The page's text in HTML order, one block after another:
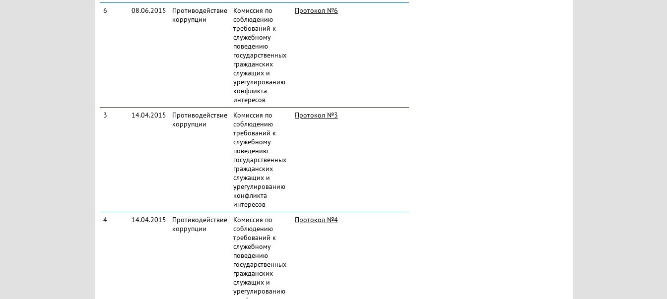
6 08.06.2015
Противодействие
коррупции
Комиссия по
соблюдению
требований к
служебному
поведению
государственных
гражданских
служащих и
урегулированию
конфликта
интересов
Протокол №6
3 14.04.2015
Противодействие
коррупции
Комиссия по
соблюдению
требований к
служебному
поведению
государственных
гражданских
служащих и
урегулированию
конфликта
интересов
Протокол №3
4 14.04.2015
Противодействие
коррупции
Комиссия по
соблюдению
требований к
служебному
поведению
государственных
гражданских
служащих и
урегулированию
Протокол №4